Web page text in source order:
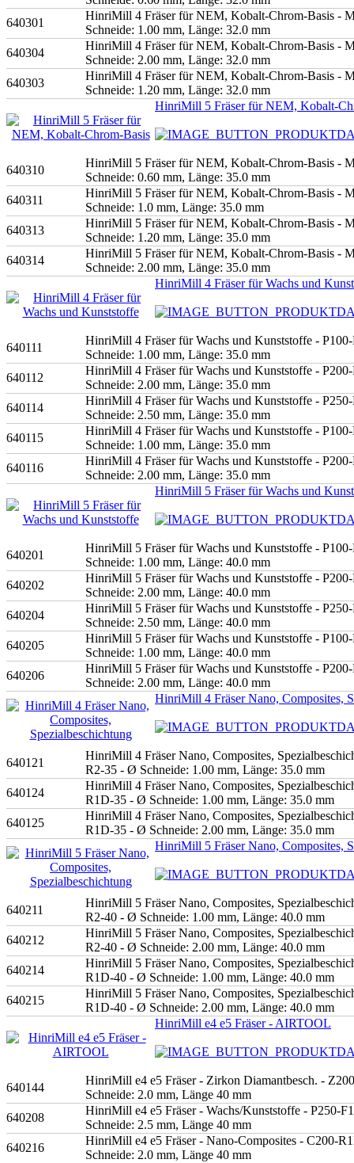
640301
HinriMill 4 Fräser für NEM, Kobalt-Chrom-Basis -
Schneide: 1.00 mm, Länge: 32.0 mm
640304
HinriMill 4 Fräser für NEM, Kobalt-Chrom-Basis -
Schneide: 2.00 mm, Länge: 32.0 mm
640303
HinriMill 4 Fräser für NEM, Kobalt-Chrom-Basis -
Schneide: 1.20 mm, Länge: 32.0 mm
HinriMill 5 Fräser für NEM, Kobalt-
640310
HinriMill 5 Fräser für NEM, Kobalt-Chrom-Basis -
Schneide: 0.60 mm, Länge: 35.0 mm
640311
HinriMill 5 Fräser für NEM, Kobalt-Chrom-Basis -
Schneide: 1.0 mm, Länge: 35.0 mm
640313
HinriMill 5 Fräser für NEM, Kobalt-Chrom-Basis -
Schneide: 1.20 mm, Länge: 35.0 mm
640314
HinriMill 5 Fräser für NEM, Kobalt-Chrom-Basis -
Schneide: 2.00 mm, Länge: 35.0 mm
HinriMill 4 Fräser für Wachs und
640111
HinriMill 4 Fräser für Wachs und Kunststoffe -
Schneide: 1.00 mm, Länge: 35.0 mm
640112
HinriMill 4 Fräser für Wachs und Kunststoffe -
Schneide: 2.00 mm, Länge: 35.0 mm
640114
HinriMill 4 Fräser für Wachs und Kunststoffe -
Schneide: 2.50 mm, Länge: 35.0 mm
640115
HinriMill 4 Fräser für Wachs und Kunststoffe -
Schneide: 1.00 mm, Länge: 35.0 mm
640116
HinriMill 4 Fräser für Wachs und Kunststoffe -
Schneide: 2.00 mm, Länge: 35.0 mm
HinriMill 5 Fräser für Wachs und
640201
HinriMill 5 Fräser für Wachs und Kunststoffe -
Schneide: 1.00 mm, Länge: 40.0 mm
640202
HinriMill 5 Fräser für Wachs und Kunststoffe -
Schneide: 2.00 mm, Länge: 40.0 mm
640204
HinriMill 5 Fräser für Wachs und Kunststoffe -
Schneide: 2.50 mm, Länge: 40.0 mm
640205
HinriMill 5 Fräser für Wachs und Kunststoffe -
Schneide: 1.00 mm, Länge: 40.0 mm
640206
HinriMill 5 Fräser für Wachs und Kunststoffe -
Schneide: 2.00 mm, Länge: 40.0 mm
HinriMill 4 Fräser Nano, Composites,
640121
HinriMill 4 Fräser Nano, Composites,
R2-35 - Ø Schneide: 1.00 mm, Länge: 35.0 mm
640124
HinriMill 4 Fräser Nano, Composites,
R1D-35 - Ø Schneide: 1.00 mm, Länge: 35.0 mm
640125
HinriMill 4 Fräser Nano, Composites,
R1D-35 - Ø Schneide: 2.00 mm, Länge: 35.0 mm
HinriMill 5 Fräser Nano, Composites,
640211
HinriMill 5 Fräser Nano, Composites,
R2-40 - Ø Schneide: 1.00 mm, Länge: 40.0 mm
640212
HinriMill 5 Fräser Nano, Composites,
R2-40 - Ø Schneide: 2.00 mm, Länge: 40.0 mm
640214
HinriMill 5 Fräser Nano, Composites,
R1D-40 - Ø Schneide: 1.00 mm, Länge: 40.0 mm
640215
HinriMill 5 Fräser Nano, Composites,
R1D-40 - Ø Schneide: 2.00 mm, Länge: 40.0 mm
HinriMill e4 e5 Fräser - AIRTOOL
640144
HinriMill e4 e5 Fräser - Zirkon Diamantbesch. -
Schneide: 2.0 mm, Länge 40 mm
640208
HinriMill e4 e5 Fräser - Wachs/Kunststoffe - P250-
Schneide: 2.5 mm, Länge 40 mm
640216
HinriMill e4 e5 Fräser - Nano-Composites - C200-
Schneide: 2.0 mm, Länge 40 mm